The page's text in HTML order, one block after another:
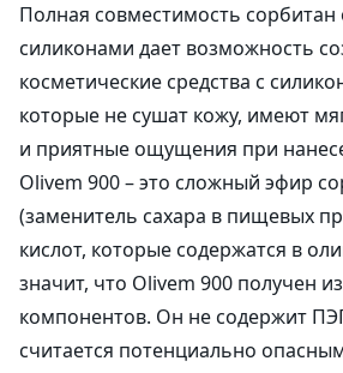
Полная совместимость сорбитан
силиконами дает возможность
косметические средства с
которые не сушат кожу, имеют
и приятные ощущения при
Olivem 900 – это сложный эфир
(заменитель сахара в пищевых
кислот, которые содержатся в
значит, что Olivem 900 получен
компонентов. Он не содержит
считается потенциально